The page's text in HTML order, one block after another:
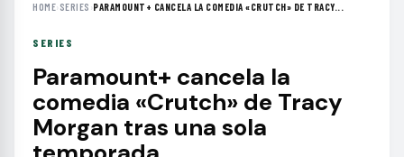
HOME› SERIES ›PARAMOUNT+ CANCELA LA COMEDIA «CRUTCH» DE TRACY...
SERIES
Paramount+ cancela la
comedia «Crutch» de Tracy
Morgan tras una sola